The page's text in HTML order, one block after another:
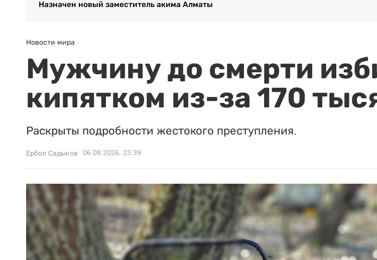
Назначен новый заместитель акима Алматы
Новости мира
Мужчину до смерти
кипятком из-за 170
Раскрыты подробности жестокого преступления.
Ербол Садыков 06.08.2026, 23:39